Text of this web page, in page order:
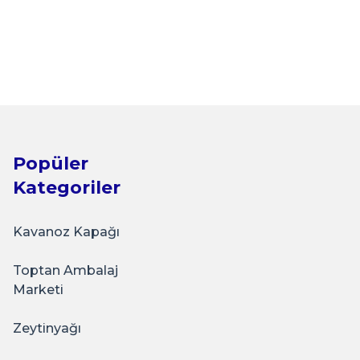
32 Adet ŞefKahverengi-DomatesSeri
Popüler
Kategoriler
Kavanoz Kapağı
Toptan Ambalaj
Marketi
Zeytinyağı